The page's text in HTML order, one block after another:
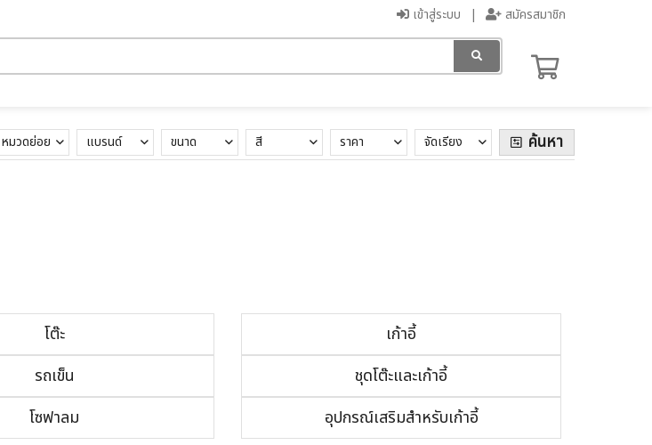
เข้าสู่ระบบ สมัครสมาชิก
ค้นหา
จัดเรียง
ราคา
สี
ขนาด
แบรนด์
หมวดย่อย
โต๊ะ
เก้าอี้
รถเข็น
ชุดโต๊ะและเก้าอี้
โซฟาลม
อุปกรณ์เสริมสำหรับเก้าอี้